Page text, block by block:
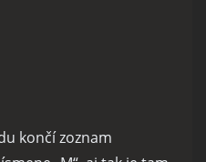
končí zoznam